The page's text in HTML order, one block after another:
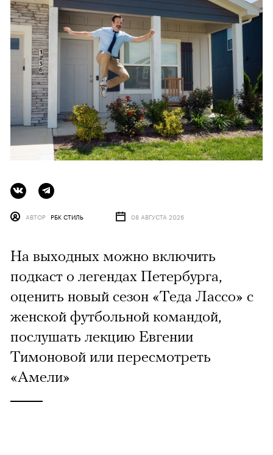
АВТОР РБК СТИЛЬ 08 АВГУСТА 2026
На выходных можно включить
подкаст о легендах Петербурга,
оценить новый сезон «Теда Лассо» с
женской футбольной командой,
послушать лекцию Евгении
Тимоновой или пересмотреть
«Амели»